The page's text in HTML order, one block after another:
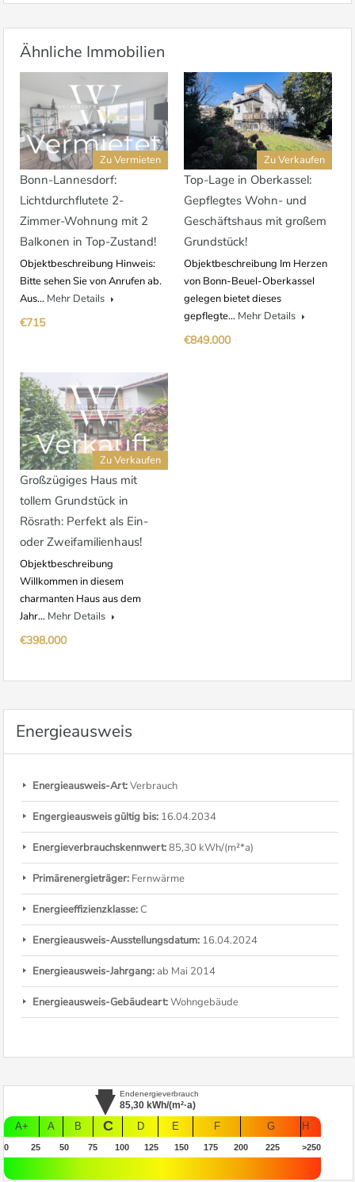
Ähnliche Immobilien
Zu Vermieten
Bonn-Lannesdorf:
Lichtdurchflutete 2-
Zimmer-Wohnung mit 2
Balkonen in Top-Zustand!
Objektbeschreibung Hinweis:
Bitte sehen Sie von Anrufen ab.
Aus… Mehr Details
€715
Zu Verkaufen
Top-Lage in Oberkassel:
Gepflegtes Wohn- und
Geschäftshaus mit großem
Grundstück!
Objektbeschreibung Im Herzen
von Bonn-Beuel-Oberkassel
gelegen bietet dieses
gepflegte… Mehr Details
€849.000
Zu Verkaufen
Großzügiges Haus mit
tollem Grundstück in
Rösrath: Perfekt als Ein-
oder Zweifamilienhaus!
Objektbeschreibung
Willkommen in diesem
charmanten Haus aus dem
Jahr… Mehr Details
€398.000
Energieausweis
Energieausweis-Art:Verbrauch
Engergieausweis gültig bis: 16.04.2034
Energieverbrauchskennwert:85,30 kWh/(m²*a)
Primärenergieträger: Fernwärme
Energieeffizienzklasse:C
Energieausweis-Ausstellungsdatum: 16.04.2024
Energieausweis-Jahrgang:ab Mai 2014
Energieausweis-Gebäudeart:Wohngebäude
Endenergieverbrauch
85,30 kWh/(m²·a)
A+
A B C D E F G H
0 25 50 75 100 125 150 175 200 225 >250